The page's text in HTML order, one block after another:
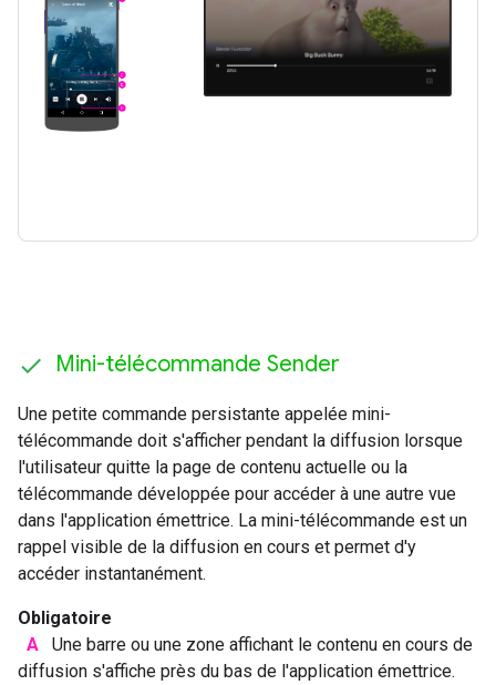
Mini-télécommande Sender
Une petite commande persistante appelée mini-
télécommande doit s'afficher pendant la diffusion lorsque
l'utilisateur quitte la page de contenu actuelle ou la
télécommande développée pour accéder à une autre vue
dans l'application émettrice. La mini-télécommande est un
rappel visible de la diffusion en cours et permet d'y
accéder instantanément.
Obligatoire
A
Une barre ou une zone affichant le contenu en cours de
diffusion s'affiche près du bas de l'application émettrice.